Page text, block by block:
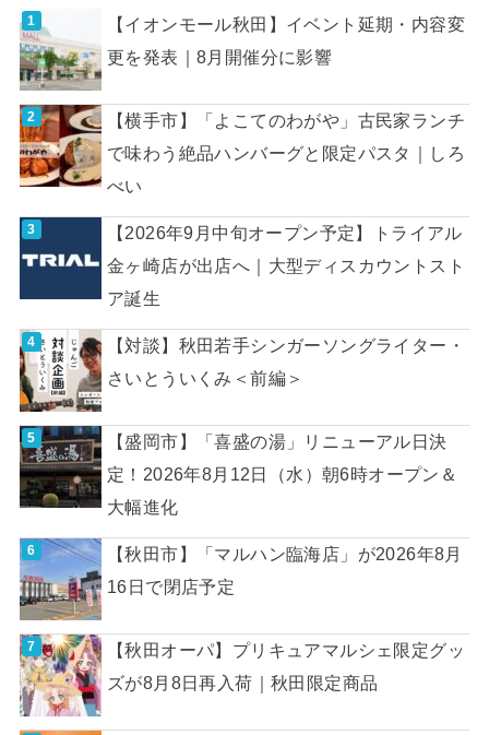
【イオンモール秋田】イベント延期・内容変
更を発表｜8月開催分に影響
【横手市】「よこてのわがや」古民家ランチ
で味わう絶品ハンバーグと限定パスタ｜しろ
べい
【2026年9月中旬オープン予定】トライアル
金ヶ崎店が出店へ｜大型ディスカウントスト
ア誕生
【対談】秋田若手シンガーソングライター・
さいとういくみ＜前編＞
【盛岡市】「喜盛の湯」リニューアル日決
定！2026年8月12日（水）朝6時オープン＆
大幅進化
【秋田市】「マルハン臨海店」が2026年8月
16日で閉店予定
【秋田オーパ】プリキュアマルシェ限定グッ
ズが8月8日再入荷｜秋田限定商品